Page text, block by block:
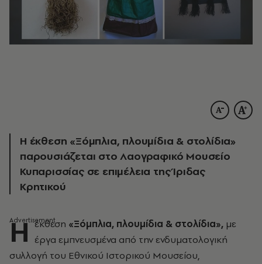
Η έκθεση «Ξόμπλια, πλουμίδια & στολίδια»
παρουσιάζεται στο Λαογραφικό Μουσείο
Κυπαρισσίας σε επιμέλεια της Ίριδας
Κρητικού
Η έκθεση «Ξόμπλια, πλουμίδια & στολίδια», με
έργα εμπνευσμένα από την ενδυματολογική
συλλογή του Εθνικού Ιστορικού Μουσείου,